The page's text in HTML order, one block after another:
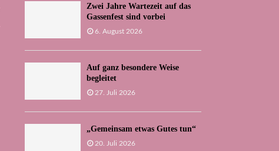
Zwei Jahre Wartezeit auf das
Gassenfest sind vorbei
6. August 2026
Auf ganz besondere Weise
begleitet
27. Juli 2026
„Gemeinsam etwas Gutes tun“
20. Juli 2026